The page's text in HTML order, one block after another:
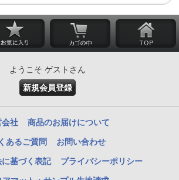
ようこそ ゲストさん
新規会員登録
会社 商品のお届けについて
あるご質問 お問い合わせ
基づく表記 プライバシーポリシー